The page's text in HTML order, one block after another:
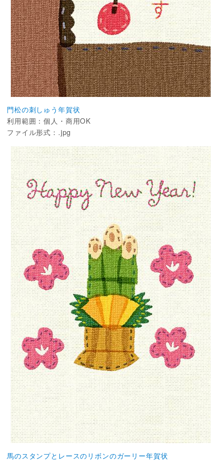
門松の刺しゅう年賀状
利用範囲：個人・商用OK
ファイル形式：.jpg
馬のスタンプとレースのリボンのガーリー年賀状